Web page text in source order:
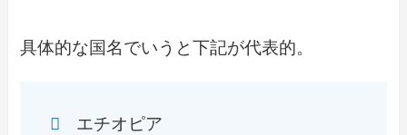
具体的な国名でいうと下記が代表的。
エチオピア